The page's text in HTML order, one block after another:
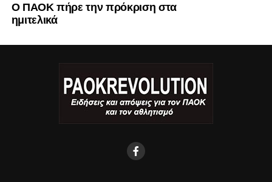
Ο ΠΑΟΚ πήρε την πρόκριση στα
ημιτελικά